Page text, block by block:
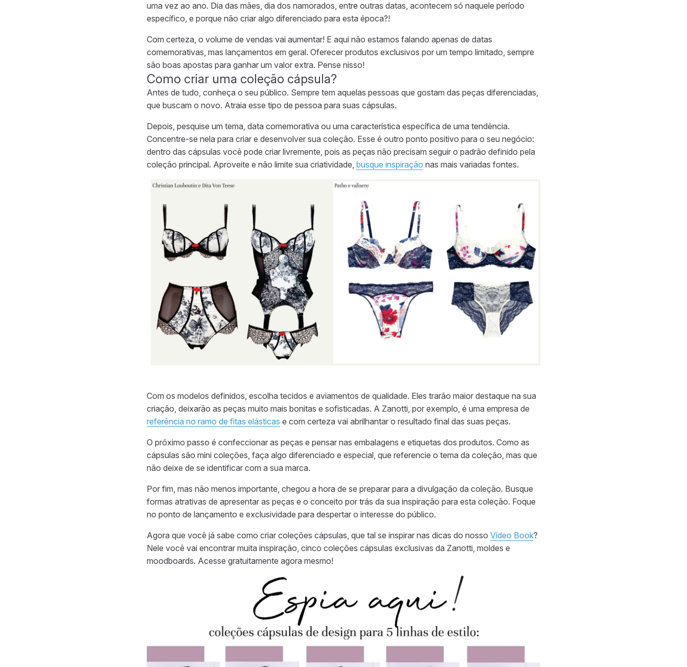
uma vez ao ano. Dia das mães, dia dos namorados, entre outras datas, acontecem só naquele período
específico, e porque não criar algo diferenciado para esta época?!
Com certeza, o volume de vendas vai aumentar! E aqui não estamos falando apenas de datas
comemorativas, mas lançamentos em geral. Oferecer produtos exclusivos por um tempo limitado, sempre
são boas apostas para ganhar um valor extra. Pense nisso!
Como criar uma coleção cápsula?
Antes de tudo, conheça o seu público. Sempre tem aquelas pessoas que gostam das peças diferenciadas,
que buscam o novo. Atraia esse tipo de pessoa para suas cápsulas.
Depois, pesquise um tema, data comemorativa ou uma característica específica de uma tendência.
Concentre-se nela para criar e desenvolver sua coleção. Esse é outro ponto positivo para o seu negócio:
dentro das cápsulas você pode criar livremente, pois as peças não precisam seguir o padrão definido pela
coleção principal. Aproveite e não limite sua criatividade, busque inspiração nas mais variadas fontes.
Com os modelos definidos, escolha tecidos e aviamentos de qualidade. Eles trarão maior destaque na sua
criação, deixarão as peças muito mais bonitas e sofisticadas. A Zanotti, por exemplo, é uma empresa de
referência no ramo de fitas elásticas e com certeza vai abrilhantar o resultado final das suas peças.
O próximo passo é confeccionar as peças e pensar nas embalagens e etiquetas dos produtos. Como as
cápsulas são mini coleções, faça algo diferenciado e especial, que referencie o tema da coleção, mas que
não deixe de se identificar com a sua marca.
Por fim, mas não menos importante, chegou a hora de se preparar para a divulgação da coleção. Busque
formas atrativas de apresentar as peças e o conceito por trás da sua inspiração para esta coleção. Foque
no ponto de lançamento e exclusividade para despertar o interesse do público.
Agora que você já sabe como criar coleções cápsulas, que tal se inspirar nas dicas do nosso Vídeo Book?
Nele você vai encontrar muita inspiração, cinco coleções cápsulas exclusivas da Zanotti, moldes e
moodboards. Acesse gratuitamente agora mesmo!